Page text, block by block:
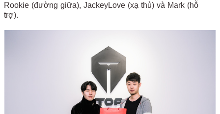
Rookie (đường giữa), JackeyLove (xạ thủ) và Mark (hỗ
trợ).